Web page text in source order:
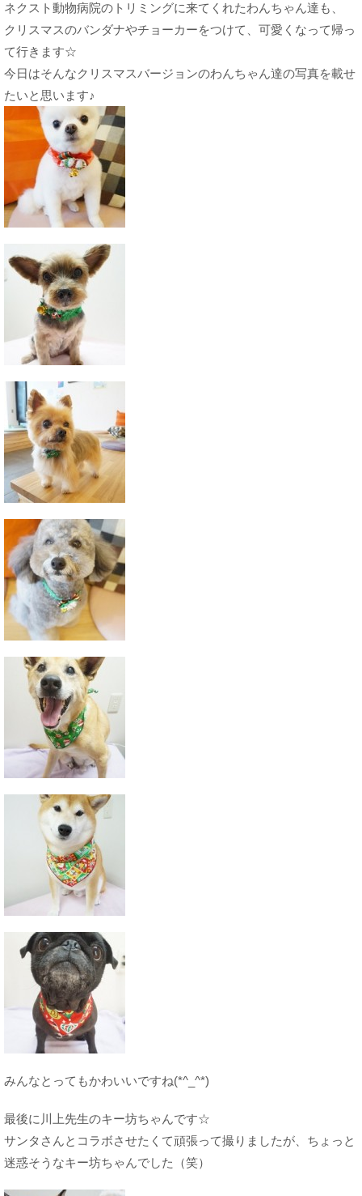
ネクスト動物病院のトリミングに来てくれたわんちゃん達も、
クリスマスのバンダナやチョーカーをつけて、可愛くなって帰っ
て行きます☆
今日はそんなクリスマスバージョンのわんちゃん達の写真を載せ
たいと思います♪
みんなとってもかわいいですね(*^_^*)
最後に川上先生のキー坊ちゃんです☆
サンタさんとコラボさせたくて頑張って撮りましたが、ちょっと
迷惑そうなキー坊ちゃんでした（笑）